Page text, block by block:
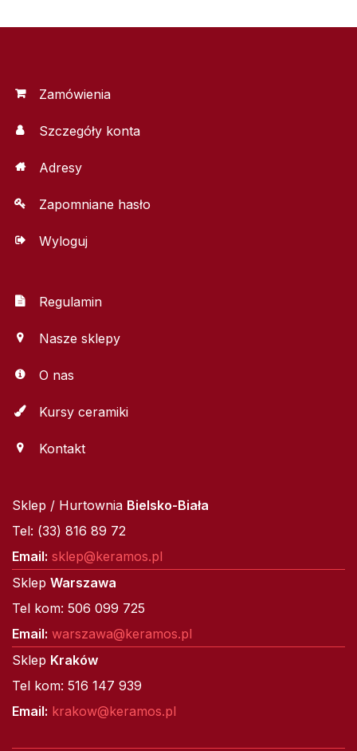
Zamówienia
Szczegóły konta
Adresy
Zapomniane hasło
Wyloguj
Regulamin
Nasze sklepy
O nas
Kursy ceramiki
Kontakt
Sklep / Hurtownia Bielsko-Biała
Tel: (33) 816 89 72
Email: sklep@keramos.pl
Sklep Warszawa
Tel kom: 506 099 725
Email: warszawa@keramos.pl
Sklep Kraków
Tel kom: 516 147 939
Email: krakow@keramos.pl